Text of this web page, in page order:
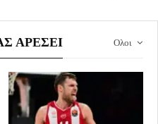
Ολοι
ΑΡΈΣΕΙ